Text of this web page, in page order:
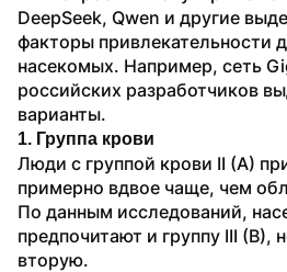
DeepSeek, Qwen и другие
факторы привлекательности
насекомых. Например, сеть
российских разработчиков
варианты.
1. Группа крови
Люди с группой крови II (A)
примерно вдвое чаще, чем
По данным исследований,
предпочитают и группу III (B),
вторую.